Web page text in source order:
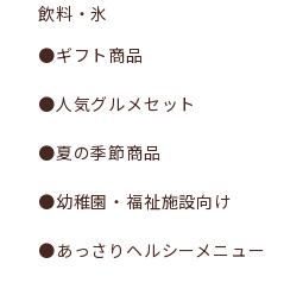
飲料・氷
●ギフト商品
●人気グルメセット
●夏の季節商品
●幼稚園・福祉施設向け
●あっさりヘルシーメニュー